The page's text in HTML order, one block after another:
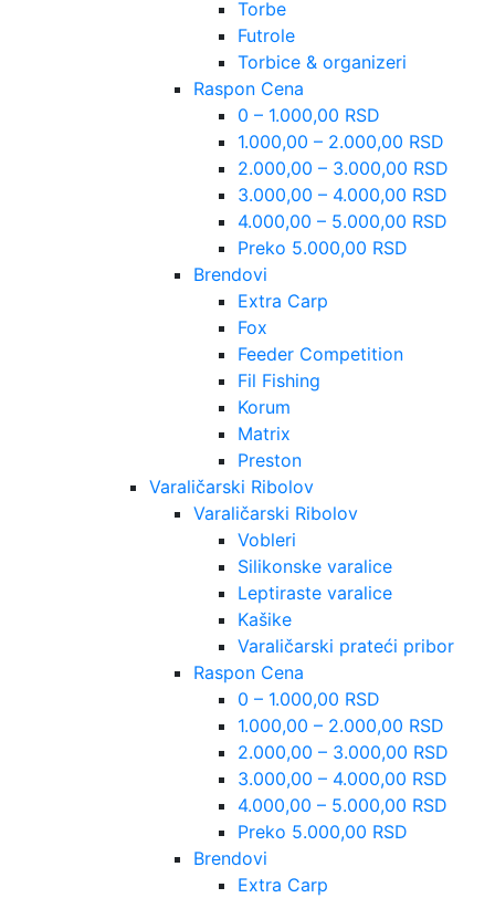
Torbe
Futrole
Torbice & organizeri
Raspon Cena
0 – 1.000,00 RSD
1.000,00 – 2.000,00 RSD
2.000,00 – 3.000,00 RSD
3.000,00 – 4.000,00 RSD
4.000,00 – 5.000,00 RSD
Preko 5.000,00 RSD
Brendovi
Extra Carp
Fox
Feeder Competition
Fil Fishing
Korum
Matrix
Preston
Varaličarski Ribolov
Varaličarski Ribolov
Vobleri
Silikonske varalice
Leptiraste varalice
Kašike
Varaličarski prateći pribor
Raspon Cena
0 – 1.000,00 RSD
1.000,00 – 2.000,00 RSD
2.000,00 – 3.000,00 RSD
3.000,00 – 4.000,00 RSD
4.000,00 – 5.000,00 RSD
Preko 5.000,00 RSD
Brendovi
Extra Carp